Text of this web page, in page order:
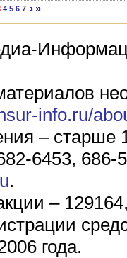
4 5 6 7
info.ru/
– старше
6453, 686-
.
–
года.